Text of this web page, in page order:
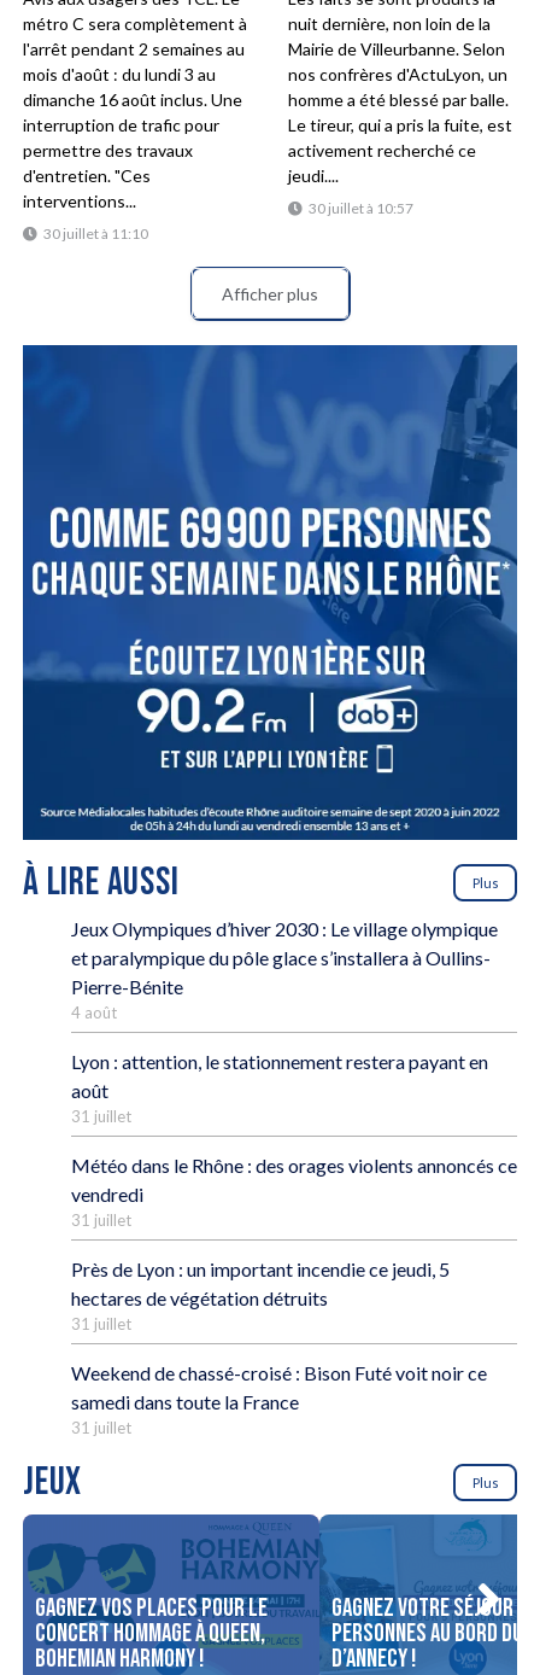
30 juillet à 11:10
métro C sera complètement à
l'arrêt pendant 2 semaines au
mois d'août : du lundi 3 au
dimanche 16 août inclus. Une
interruption de trafic pour
permettre des travaux
d'entretien. "Ces
interventions...
30 juillet à 10:57
nuit dernière, non loin de la
Mairie de Villeurbanne. Selon
nos confrères d'ActuLyon, un
homme a été blessé par balle.
Le tireur, qui a pris la fuite, est
activement recherché ce
jeudi....
Afficher plus
À LIRE AUSSI Plus
Jeux Olympiques d’hiver 2030 : Le village olympique
et paralympique du pôle glace s’installera à Oullins-
Pierre-Bénite
4 août
Lyon : attention, le stationnement restera payant en
août
31 juillet
Météo dans le Rhône : des orages violents annoncés ce
vendredi
31 juillet
Près de Lyon : un important incendie ce jeudi, 5
hectares de végétation détruits
31 juillet
Weekend de chassé-croisé : Bison Futé voit noir ce
samedi dans toute la France
31 juillet
JEUX Plus
Gagnez vos places pour le
concert Hommage à Queen,
Bohemian Harmony !
Gagnez votre séjour
personnes au bord du
d’Annecy !